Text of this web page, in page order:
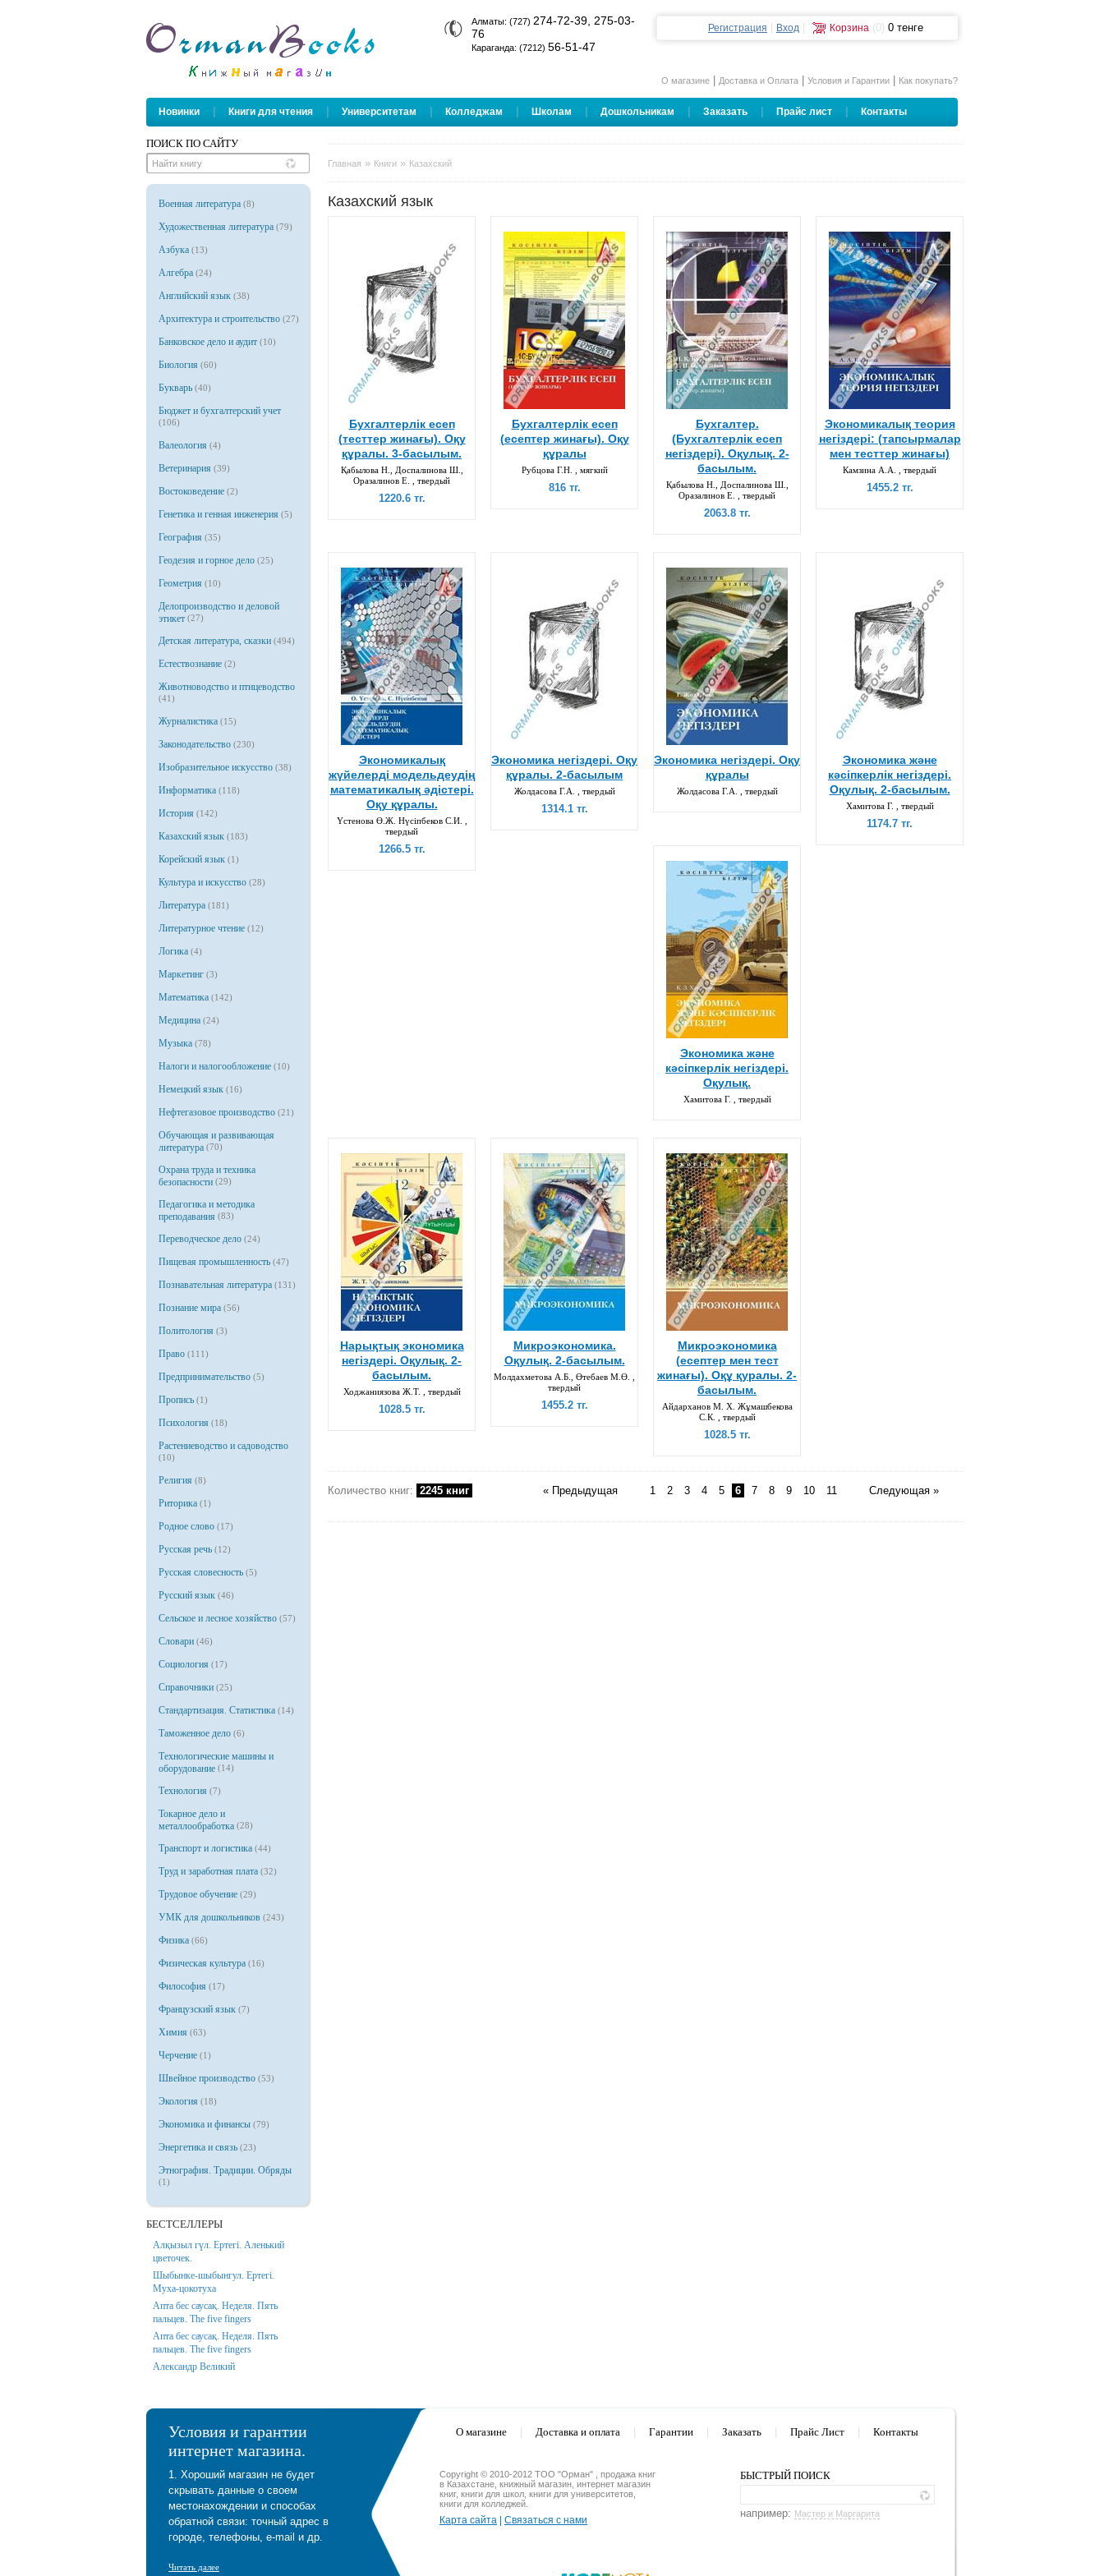
Алматы: (727) 274-72-39, 275-03-
76
Караганда: (7212) 56-51-47
Регистрация Вход Корзина (0) 0 тенге
О магазине Доставка и Оплата Условия и Гарантии Как покупать?
Новинки Книги для чтения Университетам Колледжам Школам Дошкольникам Заказать Прайс лист Контакты
ПОИСК ПО САЙТУ
Военная литература (8)
Художественная литература (79)
Азбука (13)
Алгебра (24)
Английский язык (38)
Архитектура и строительство (27)
Банковское дело и аудит (10)
Биология (60)
Букварь (40)
Бюджет и бухгалтерский учет
(106)
Валеология (4)
Ветеринария (39)
Востоковедение (2)
Генетика и генная инженерия (5)
География (35)
Геодезия и горное дело (25)
Геометрия (10)
Делопроизводство и деловой
этикет (27)
Детская литература, сказки (494)
Естествознание (2)
Животноводство и птицеводство
(41)
Журналистика (15)
Законодательство (230)
Изобразительное искусство (38)
Информатика (118)
История (142)
Казахский язык (183)
Корейский язык (1)
Культура и искусство (28)
Литература (181)
Литературное чтение (12)
Логика (4)
Маркетинг (3)
Математика (142)
Медицина (24)
Музыка (78)
Налоги и налогообложение (10)
Немецкий язык (16)
Нефтегазовое производство (21)
Обучающая и развивающая
литература (70)
Охрана труда и техника
безопасности (29)
Педагогика и методика
преподавания (83)
Переводческое дело (24)
Пищевая промышленность (47)
Познавательная литература (131)
Познание мира (56)
Политология (3)
Право (111)
Предпринимательство (5)
Пропись (1)
Психология (18)
Растениеводство и садоводство
(10)
Религия (8)
Риторика (1)
Родное слово (17)
Русская речь (12)
Русская словесность (5)
Русский язык (46)
Сельское и лесное хозяйство (57)
Словари (46)
Социология (17)
Справочники (25)
Стандартизация. Статистика (14)
Таможенное дело (6)
Технологические машины и
оборудование (14)
Технология (7)
Токарное дело и
металлообработка (28)
Транспорт и логистика (44)
Труд и заработная плата (32)
Трудовое обучение (29)
УМК для дошкольников (243)
Физика (66)
Физическая культура (16)
Философия (17)
Французский язык (7)
Химия (63)
Черчение (1)
Швейное производство (53)
Экология (18)
Экономика и финансы (79)
Энергетика и связь (23)
Этнография. Традиции. Обряды
(1)
БЕСТСЕЛЛЕРЫ
Алқызыл гүл. Ертегі. Аленький
цветочек.
Шыбынке-шыбынгул. Ертегі.
Муха-цокотуха
Апта бес саусақ. Неделя. Пять
пальцев. The five fingers
Апта бес саусақ. Неделя. Пять
пальцев. The five fingers
Александр Великий
Главная » Книги » Казахский
Казахский язык
Бухгалтерлік есеп
(тесттер жинағы). Оқу
құралы. 3-басылым.
Қабылова Н., Доспалинова Ш.,
Оразалинов Е. , твердый
1220.6 тг.
Бухгалтерлік есеп
(есептер жинағы). Оқу
құралы
Рубцова Г.Н. , мягкий
816 тг.
Бухгалтер.
(Бухгалтерлік есеп
негіздері). Оқулық. 2-
басылым.
Қабылова Н., Доспалинова Ш.,
Оразалинов Е. , твердый
2063.8 тг.
Экономикалық теория
негіздері: (тапсырмалар
мен тесттер жинағы)
Камзина А.А. , твердый
1455.2 тг.
Экономикалық
жүйелерді модельдеудің
математикалық әдістері.
Оқу құралы.
Үстенова Ө.Ж. Нүсіпбеков С.И. ,
твердый
1266.5 тг.
Экономика негіздері. Оқу
құралы. 2-басылым
Жолдасова Г.А. , твердый
1314.1 тг.
Экономика негіздері. Оқу
құралы
Жолдасова Г.А. , твердый
Экономика және
кәсіпкерлік негіздері.
Оқулық. 2-басылым.
Хамитова Г. , твердый
1174.7 тг.
Экономика және
кәсіпкерлік негіздері.
Оқулық.
Хамитова Г. , твердый
Нарықтық экономика
негіздері. Оқулық. 2-
басылым.
Ходжаниязова Ж.Т. , твердый
1028.5 тг.
Микроэкономика.
Оқулық. 2-басылым.
Молдахметова А.Б., Өтебаев М.Ө. ,
твердый
1455.2 тг.
Микроэкономика
(есептер мен тест
жинағы). Оқұ қуралы. 2-
басылым.
Айдарханов М. Х. Жұмашбекова
С.К. , твердый
1028.5 тг.
Количество книг: 2245 книг « Предыдущая 1 2 3 4 5 6 7 8 9 10 11 Следующая »
О магазине Доставка и оплата Гарантии Заказать Прайс Лист Контакты
Copyright © 2010-2012 ТОО "Орман" , продажа книг
в Казахстане, книжный магазин, интернет магазин
книг, книги для школ, книги для университетов,
книги для колледжей.
Карта сайта Связаться с нами
БЫСТРЫЙ ПОИСК
например: Мастер и Маргарита
Условия и гарантии
интернет магазина.
1. Хороший магазин не будет
скрывать данные о своем
местонахождении и способах
обратной связи: точный адрес в
городе, телефоны, e-mail и др.
Читать далее